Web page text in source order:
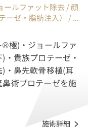
ールファット除去 / 顔
ーゼ・脂肪注入） / ...
®極)・ジョールファ
・貴族プロテーゼ・
・鼻先軟骨移植(耳
術プロテーゼを施
施術詳細